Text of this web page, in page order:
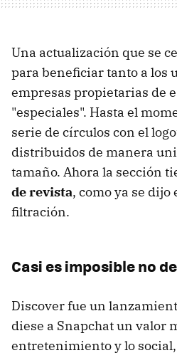
Una actualización que se
para beneficiar tanto a los
empresas propietarias de
"especiales". Hasta el
serie de círculos con el
distribuidos de manera
tamaño. Ahora la sección
de revista, como ya se
filtración.
Casi es imposible no
Discover fue un
diese a Snapchat un valor
entretenimiento y lo social,